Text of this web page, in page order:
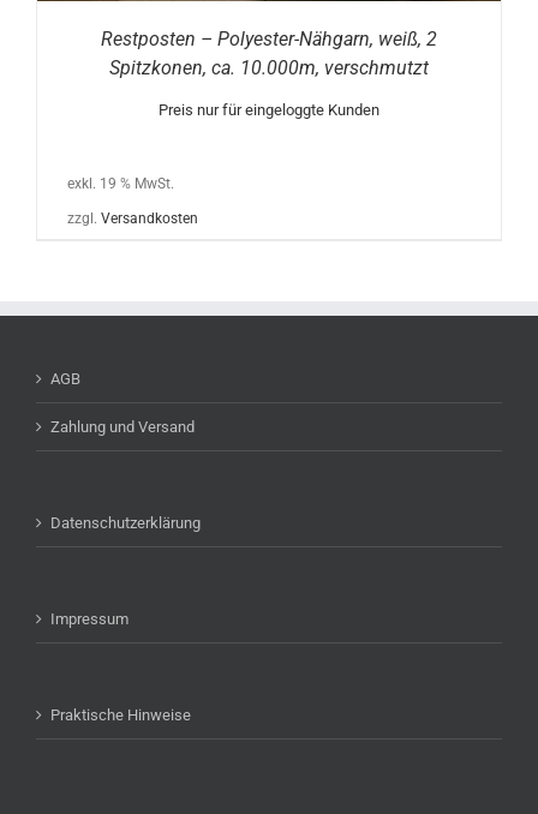
Restposten – Polyester-Nähgarn, weiß, 2
Spitzkonen, ca. 10.000m, verschmutzt
Preis nur für eingeloggte Kunden
exkl. 19 % MwSt.
zzgl. Versandkosten
AGB
Zahlung und Versand
Datenschutzerklärung
Impressum
Praktische Hinweise